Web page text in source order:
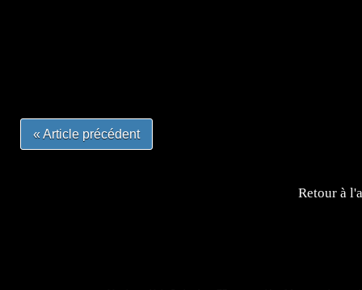
« Article précédent
Retour à